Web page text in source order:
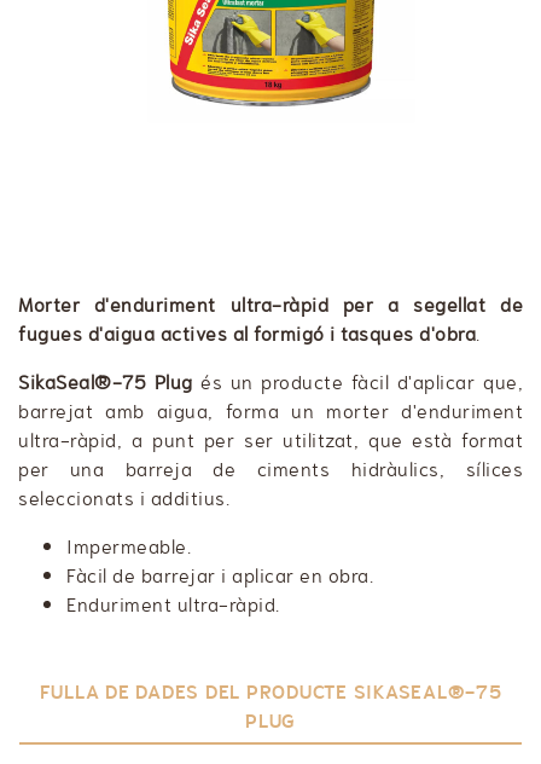
Morter d'enduriment ultra-ràpid per a segellat de
fugues d'aigua actives al formigó i tasques d'obra.
SikaSeal®-75 Plugés un producte fàcil d'aplicar que,
barrejat amb aigua, forma un morter d'enduriment
ultra-ràpid, a punt per ser utilitzat, que està format
per una barreja de ciments hidràulics, sílices
seleccionats i additius.
Impermeable.
Fàcil de barrejar i aplicar en obra.
Enduriment ultra-ràpid.
FULLA DE DADES DEL PRODUCTE SIKASEAL®-75
PLUG